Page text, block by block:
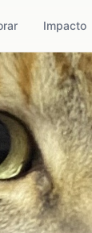
Impacto